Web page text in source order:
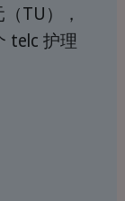
TU），
telc 护理